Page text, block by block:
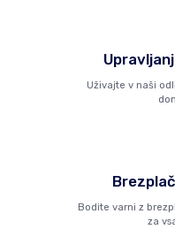
Uživajte v naši
Bodite varni z
za